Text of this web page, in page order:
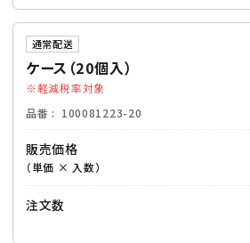
通常配送
ケース（20個入）
軽減税率対象
品番
100081223-20
販売価格
（単価 × 入数）
注文数